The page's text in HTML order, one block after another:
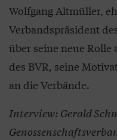
Wolfgang Altmüller,
Verbandspräsident
über seine neue
des BVR, seine
an die Verbände.
Interview: Gerald